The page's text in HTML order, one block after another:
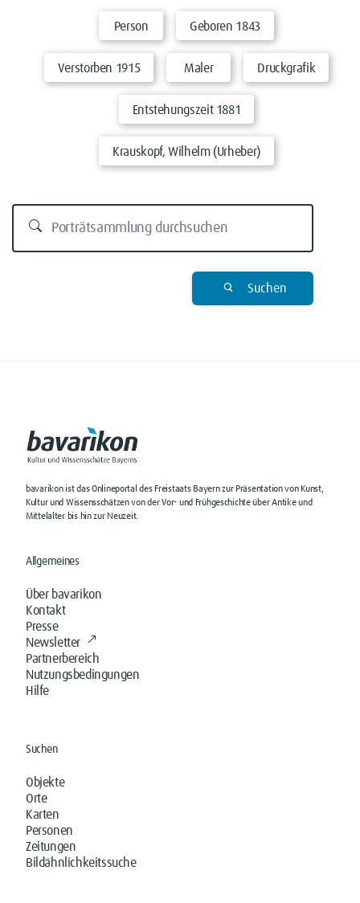
Person Geboren 1843
Verstorben 1915 Maler Druckgrafik
Entstehungszeit 1881
Krauskopf, Wilhelm (Urheber)
Suchen
bavarikon ist das Onlineportal des Freistaats Bayern zur Präsentation von Kunst,
Kultur und Wissensschätzen von der Vor- und Frühgeschichte über Antike und
Mittelalter bis hin zur Neuzeit.
Allgemeines
Über bavarikon
Kontakt
Presse
Newsletter
Partnerbereich
Nutzungsbedingungen
Hilfe
Suchen
Objekte
Orte
Karten
Personen
Zeitungen
Bildähnlichkeitssuche